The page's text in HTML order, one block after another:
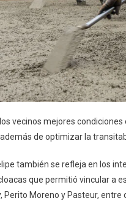
vecinos mejores
de optimizar la
también se refleja en los
que permitió vincular a
Perito Moreno y Pasteur, entre